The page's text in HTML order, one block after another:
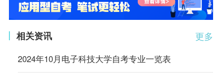
更多
相关资讯
2024年10月电子科技大学自考专业一览表